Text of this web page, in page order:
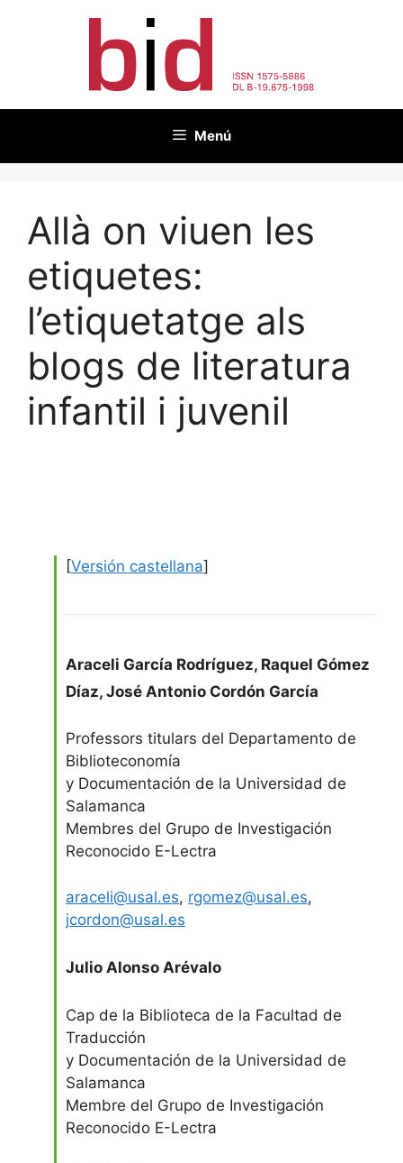
Menú
Allà on viuen les
etiquetes:
l’etiquetatge als
blogs de literatura
infantil i juvenil
[Versión castellana]
Araceli García Rodríguez, Raquel Gómez
Díaz, José Antonio Cordón García
Professors titulars del Departamento de
Biblioteconomía
y Documentación de la Universidad de
Salamanca
Membres del Grupo de Investigación
Reconocido E-Lectra
araceli@usal.es, rgomez@usal.es,
jcordon@usal.es
Julio Alonso Arévalo
Cap de la Biblioteca de la Facultad de
Traducción
y Documentación de la Universidad de
Salamanca
Membre del Grupo de Investigación
Reconocido E-Lectra